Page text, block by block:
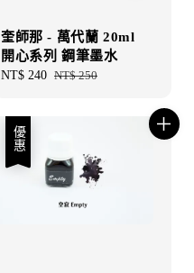
奎師那 - 萬代蘭 20ml
開心系列 鋼筆墨水
Sale
NT$ 240 Regular
NT$ 250
優惠